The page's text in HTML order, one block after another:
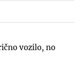
vozilo, no